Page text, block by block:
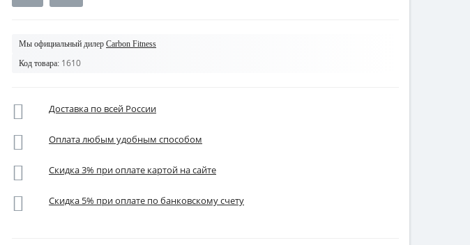
Мы официальный дилер Carbon Fitness
Код товара: 1610
Доставка по всей России
Оплата любым удобным способом
Скидка 3% при оплате картой на сайте
Скидка 5% при оплате по банковскому счету